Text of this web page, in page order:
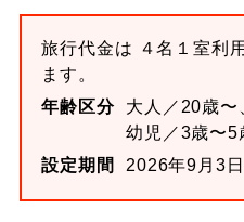
旅行代金は ４名１室利
ます。
年齢区分
大人／20歳〜
幼児／3歳〜5
設定期間
2026年9月3